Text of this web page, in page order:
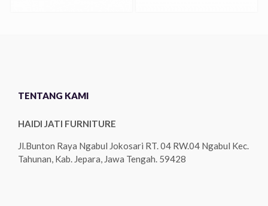
TENTANG KAMI
HAIDI JATI FURNITURE
Jl.Bunton Raya Ngabul Jokosari RT. 04 RW.04 Ngabul Kec.
Tahunan, Kab. Jepara, Jawa Tengah. 59428